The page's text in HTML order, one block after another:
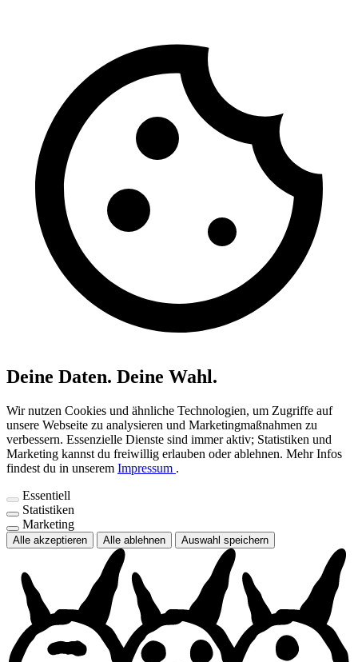
Deine Daten. Deine Wahl.
Wir nutzen Cookies und ähnliche Technologien, um Zugriffe auf
unsere Webseite zu analysieren und Marketingmaßnahmen zu
verbessern. Essenzielle Dienste sind immer aktiv; Statistiken und
Marketing kannst du freiwillig erlauben oder ablehnen. Mehr Infos
findest du in unserem Impressum .
Essentiell
Statistiken
Marketing
Alle akzeptieren Alle ablehnen Auswahl speichern